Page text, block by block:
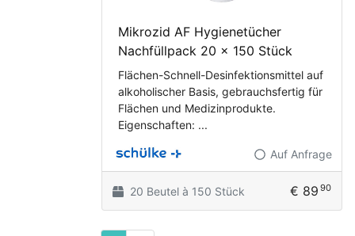
Mikrozid AF Hygienetücher
Nachfüllpack 20 x 150 Stück
Flächen-Schnell-Desinfektionsmittel auf
alkoholischer Basis, gebrauchsfertig für
Flächen und Medizinprodukte.
Eigenschaften: ...
Auf Anfrage
20 Beutel à 150 Stück € 89 90